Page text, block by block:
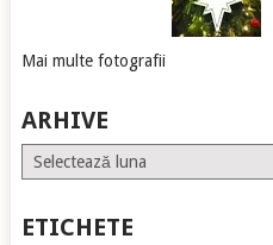
Mai multe fotografii
ARHIVE
Arhive
ETICHETE